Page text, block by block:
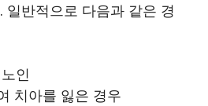
일반적으로 다음과 같은 경
인
치아를 잃은 경우